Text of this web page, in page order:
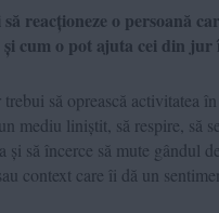
reacționeze o persoană
și cum o pot ajuta cei din jur
trebui să oprească activitatea
mediu liniștit, să respire, să
și să încerce să mute gândul
context care îi dă un